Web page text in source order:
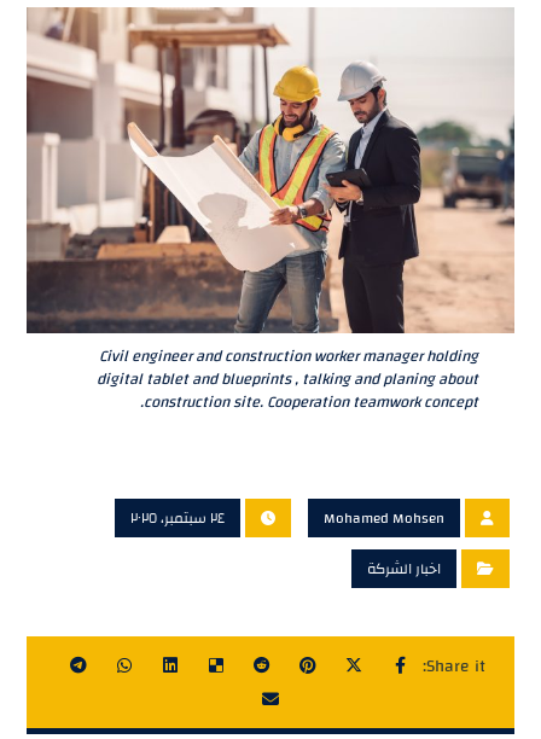
Civil engineer and construction worker manager holding
digital tablet and blueprints , talking and planing about
construction site. Cooperation teamwork concept.
Mohamed Mohsen
٢٤ سبتمبر، ٢٠٢٥
اخبار الشركة